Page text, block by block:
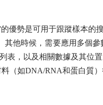
的優勢是可用于跟蹤樣本的搜
他時候，需要應用多個
表，以及相關數據及其位置
（如DNA/RNA和蛋白質）